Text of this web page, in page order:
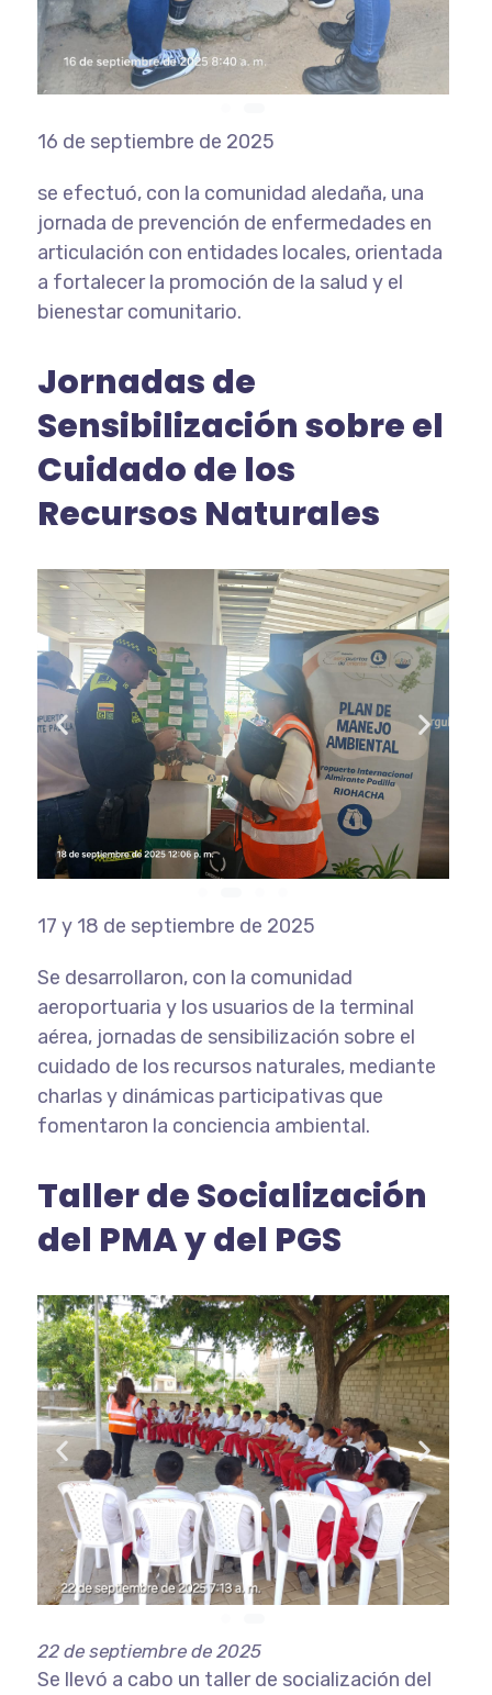
16 de septiembre de 2025
se efectuó, con la comunidad aledaña, una
jornada de prevención de enfermedades en
articulación con entidades locales, orientada
a fortalecer la promoción de la salud y el
bienestar comunitario.
Jornadas de
Sensibilización sobre el
Cuidado de los
Recursos Naturales
17 y 18 de septiembre de 2025
Se desarrollaron, con la comunidad
aeroportuaria y los usuarios de la terminal
aérea, jornadas de sensibilización sobre el
cuidado de los recursos naturales, mediante
charlas y dinámicas participativas que
fomentaron la conciencia ambiental.
Taller de Socialización
del PMA y del PGS
22 de septiembre de 2025
Se llevó a cabo un taller de socialización del